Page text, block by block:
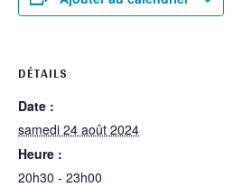
DÉTAILS
Date :
samedi 24 août 2024
Heure :
20h30 - 23h00